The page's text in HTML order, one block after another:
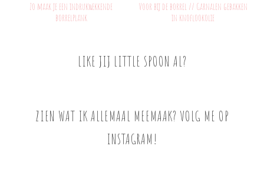
Zo maak je een indrukwekkende
borrelplank
Voor bij de borrel // Garnalen gebakken
in knoflookolie
LIKE JIJ LITTLE SPOON AL?
ZIEN WAT IK ALLEMAAL MEEMAAK? VOLG ME OP
INSTAGRAM!